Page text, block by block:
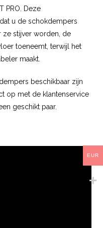
PRO. Deze
u de schokdempers
ze stijver worden, de
toeneemt, terwijl het
maakt.
beschikbaar zijn
op met de klantenservice
geschikt paar.
EUR